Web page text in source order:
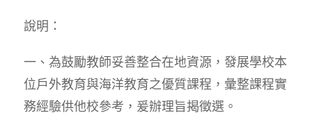
說明：
一、為鼓勵教師妥善整合在地資源，發展學校本
位戶外教育與海洋教育之優質課程，彙整課程實
務經驗供他校參考，爰辦理旨揭徵選。